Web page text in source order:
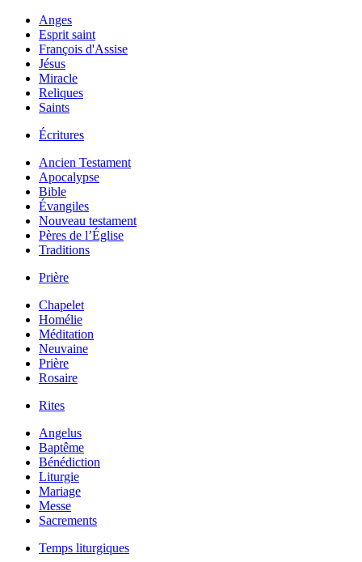
Anges
Esprit saint
François d'Assise
Jésus
Miracle
Reliques
Saints
Écritures
Ancien Testament
Apocalypse
Bible
Évangiles
Nouveau testament
Pères de l’Église
Traditions
Prière
Chapelet
Homélie
Méditation
Neuvaine
Prière
Rosaire
Rites
Angelus
Baptême
Bénédiction
Liturgie
Mariage
Messe
Sacrements
Temps liturgiques